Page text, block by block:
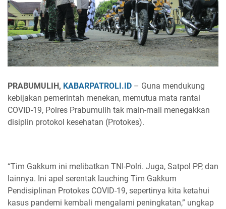
PRABUMULIH, KABARPATROLI.ID – Guna mendukung
kebijakan pemerintah menekan, memutua mata rantai
COVID-19, Polres Prabumulih tak main-maii menegakkan
disiplin protokol kesehatan (Protokes).
“Tim Gakkum ini melibatkan TNI-Polri. Juga, Satpol PP, dan
lainnya. Ini apel serentak lauching Tim Gakkum
Pendisiplinan Protokes COVID-19, sepertinya kita ketahui
kasus pandemi kembali mengalami peningkatan,” ungkap